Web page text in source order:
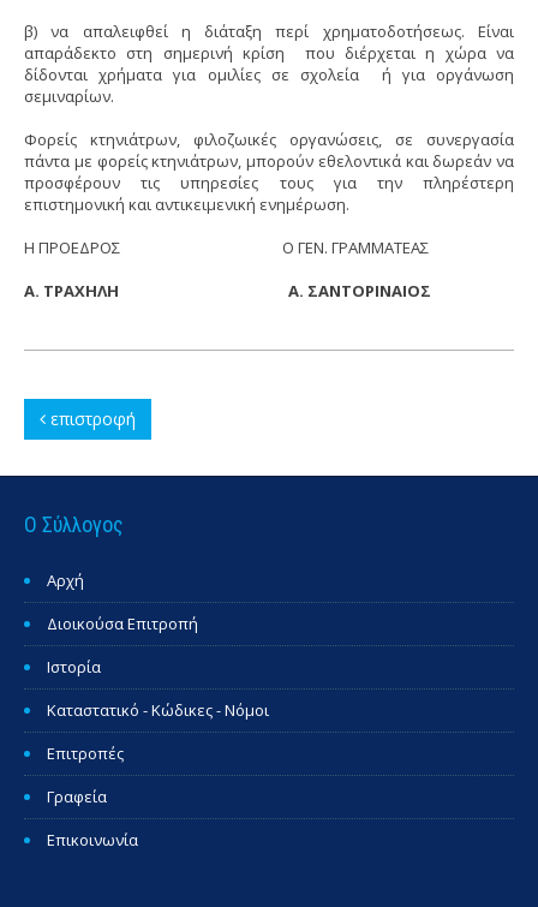
β) να απαλειφθεί η διάταξη περί χρηματοδοτήσεως. Είναι
απαράδεκτο στη σημερινή κρίση που διέρχεται η χώρα να
δίδονται χρήματα για ομιλίες σε σχολεία ή για οργάνωση
σεμιναρίων.
Φορείς κτηνιάτρων, φιλοζωικές οργανώσεις, σε συνεργασία
πάντα με φορείς κτηνιάτρων, μπορούν εθελοντικά και δωρεάν να
προσφέρουν τις υπηρεσίες τους για την πληρέστερη
επιστημονική και αντικειμενική ενημέρωση.
Η ΠΡΟΕΔΡΟΣ Ο ΓΕΝ. ΓΡΑΜΜΑΤΕΑΣ
Α. ΤΡΑΧΗΛΗ Α. ΣΑΝΤΟΡΙΝΑΙΟΣ
επιστροφή
Ο Σύλλογος
Αρχή
Διοικούσα Επιτροπή
Ιστορία
Καταστατικό - Κώδικες - Νόμοι
Επιτροπές
Γραφεία
Επικοινωνία